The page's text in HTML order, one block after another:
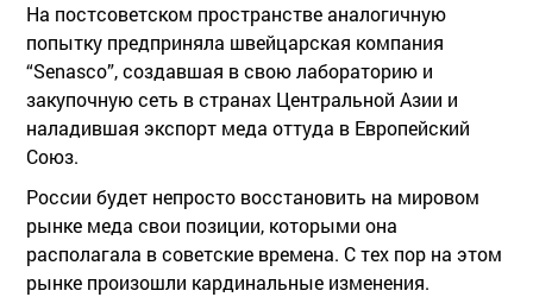
На постсоветском пространстве аналогичную
попытку предприняла швейцарская компания
“Senasco”, создавшая в свою лабораторию и
закупочную сеть в странах Центральной Азии и
наладившая экспорт меда оттуда в Европейский
Союз.
России будет непросто восстановить на мировом
рынке меда свои позиции, которыми она
располагала в советские времена. С тех пор на этом
рынке произошли кардинальные изменения.